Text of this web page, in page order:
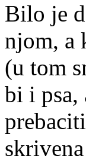
Bilo je
njom, a
(u tom
bi i psa,